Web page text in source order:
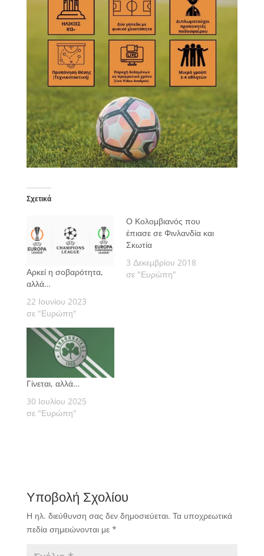
Σχετικά
Αρκεί η σοβαρότητα,
αλλά…
22 Ιουνίου 2023
σε "Ευρώπη"
Ο Κολομβιανός που
έπιασε σε Φινλανδία και
Σκωτία
3 Δεκεμβρίου 2018
σε "Ευρώπη"
Γίνεται, αλλά…
30 Ιουλίου 2025
σε "Ευρώπη"
Υποβολή Σχολίου
Η ηλ. διεύθυνση σας δεν δημοσιεύεται. Τα υποχρεωτικά
πεδία σημειώνονται με *